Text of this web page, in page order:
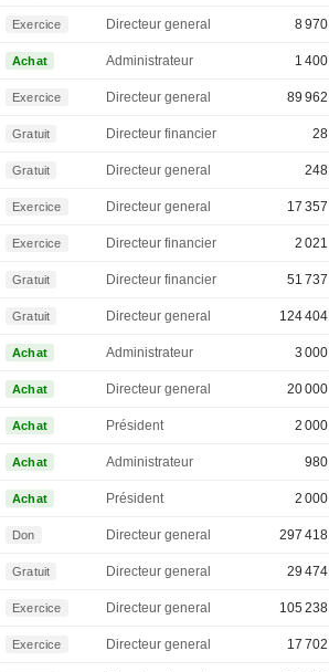
Exercice Directeur general 8 970
Achat Administrateur 1 400
Exercice Directeur general 89 962
Gratuit Directeur financier 28
Gratuit Directeur general 248
Exercice Directeur general 17 357
Exercice Directeur financier 2 021
Gratuit Directeur financier 51 737
Gratuit Directeur general 124 404
Achat Administrateur 3 000
Achat Directeur general 20 000
Achat Président 2 000
Achat Administrateur 980
Achat Président 2 000
Don Directeur general 297 418
Gratuit Directeur general 29 474
Exercice Directeur general 105 238
Exercice Directeur general 17 702